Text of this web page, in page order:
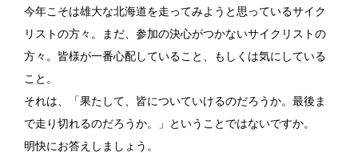
今年こそは雄大な北海道を走ってみようと思っているサイク
リストの方々。まだ、参加の決心がつかないサイクリストの
方々。皆様が一番心配していること、もしくは気にしている
こと。
それは、「果たして、皆についていけるのだろうか。最後ま
で走り切れるのだろうか。」ということではないですか。
明快にお答えしましょう。